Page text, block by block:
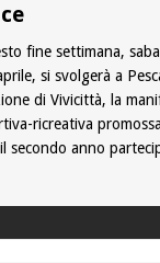
fine settimana,
si svolgerà a
di Vivicittà, la
ricreativa
secondo anno